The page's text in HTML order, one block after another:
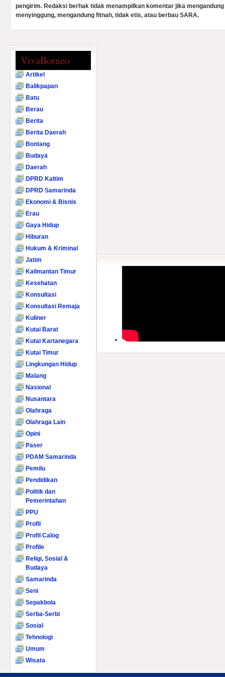
pengirim. Redaksi berhak tidak menampilkan komentar jika
menyinggung, mengandung fitnah, tidak etis, atau berbau SARA.
VivaBorneo
Artikel
Balikpapan
Batu
Berau
Berita
Berita Daerah
Bontang
Budaya
Daerah
DPRD Kaltim
DPRD Samarinda
Ekonomi & Bisnis
Erau
Gaya Hidup
Hiburan
Hukum & Kriminal
Jatim
Kalimantan Timur
Kesehatan
Konsultasi
Konsultasi Remaja
Kuliner
Kutai Barat
Kutai Kartanegara
Kutai Timur
Lingkungan Hidup
Malang
Nasional
Nusantara
Olahraga
Olahraga Lain
Opini
Paser
PDAM Samarinda
Pemilu
Pendidikan
Politik dan
Pemerintahan
PPU
Profil
Profil Calog
Profile
Religi, Sosial &
Budaya
Samarinda
Seni
Sepakbola
Serba-Serbi
Sosial
Tehnologi
Umum
Wisata